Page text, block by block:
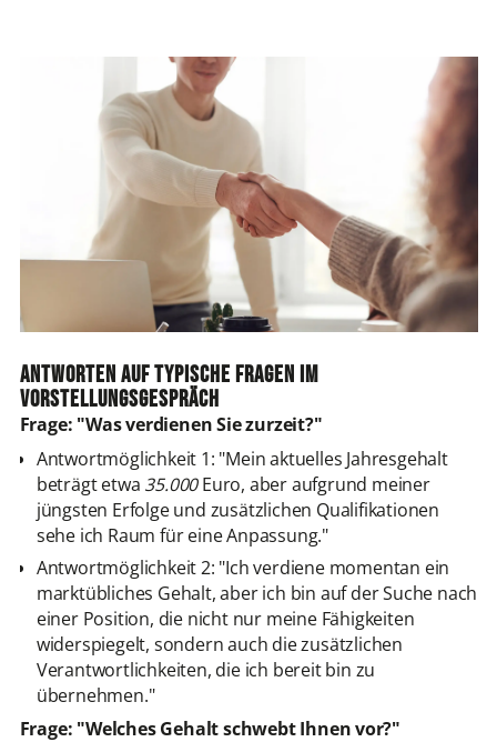
Antworten auf typische Fragen im
Vorstellungsgespräch
Frage: "Was verdienen Sie zurzeit?"
Antwortmöglichkeit 1: "Mein aktuelles Jahresgehalt
beträgt etwa 35.000Euro, aber aufgrund meiner
jüngsten Erfolge und zusätzlichen Qualifikationen
sehe ich Raum für eine Anpassung."
Antwortmöglichkeit 2: "Ich verdiene momentan ein
marktübliches Gehalt, aber ich bin auf der Suche nach
einer Position, die nicht nur meine Fähigkeiten
widerspiegelt, sondern auch die zusätzlichen
Verantwortlichkeiten, die ich bereit bin zu
übernehmen."
Frage: "Welches Gehalt schwebt Ihnen vor?"